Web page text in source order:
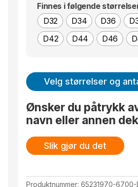
Finnes i følgende
D32
D34 D36
D42
D44 D46
Velg størrelser og
Ønsker du påtrykk
navn eller annen
Slik gjør du det
Produktnummer:65231970-6700-